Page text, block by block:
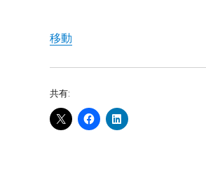
移動
共有: